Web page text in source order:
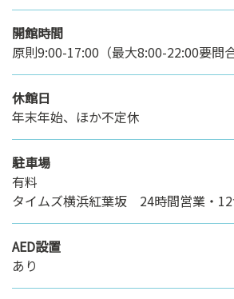
開館時間
原則9:00-17:00（最大8:00-22:00要問合
休館日
年末年始、ほか不定休
駐車場
有料
タイムズ横浜紅葉坂 24時間営業・
AED設置
あり